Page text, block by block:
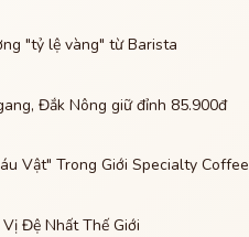
"tỷ lệ vàng" từ Barista
Đắk Nông giữ đỉnh 85.900đ
Vật" Trong Giới Specialty Coffee
Đệ Nhất Thế Giới